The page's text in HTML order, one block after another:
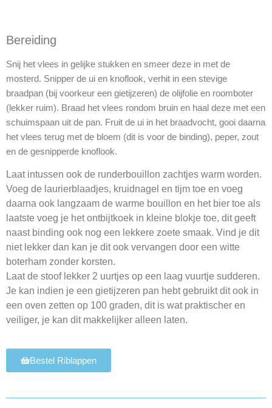
Bereiding
Snij het vlees in gelijke stukken en smeer deze in met de
mosterd. Snipper de ui en knoflook, verhit in een stevige
braadpan (bij voorkeur een gietijzeren) de olijfolie en roomboter
(lekker ruim). Braad het vlees rondom bruin en haal deze met een
schuimspaan uit de pan. Fruit de ui in het braadvocht, gooi daarna
het vlees terug met de bloem (dit is voor de binding), peper, zout
en de gesnipperde knoflook.
Laat intussen ook de runderbouillon zachtjes warm worden.
Voeg de laurierblaadjes, kruidnagel en tijm toe en voeg
daarna ook langzaam de warme bouillon en het bier toe als
laatste voeg je het ontbijtkoek in kleine blokje toe, dit geeft
naast binding ook nog een lekkere zoete smaak. Vind je dit
niet lekker dan kan je dit ook vervangen door een witte
boterham zonder korsten.
Laat de stoof lekker 2 uurtjes op een laag vuurtje sudderen.
Je kan indien je een gietijzeren pan hebt gebruikt dit ook in
een oven zetten op 100 graden, dit is wat praktischer en
veiliger, je kan dit makkelijker alleen laten.
Bestel Riblappen